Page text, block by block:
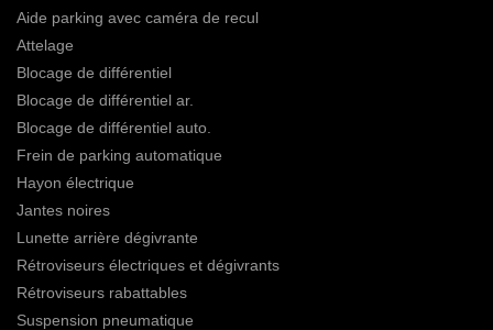
Aide parking avec caméra de recul
Attelage
Blocage de différentiel
Blocage de différentiel ar.
Blocage de différentiel auto.
Frein de parking automatique
Hayon électrique
Jantes noires
Lunette arrière dégivrante
Rétroviseurs électriques et dégivrants
Rétroviseurs rabattables
Suspension pneumatique